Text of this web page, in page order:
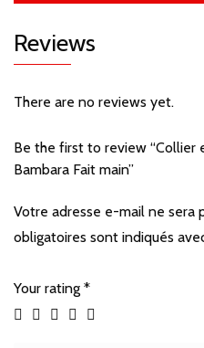
Reviews
There are no reviews yet.
Be the first to review
Bambara Fait main”
Votre adresse e-mail ne sera
obligatoires sont indiqués
Your rating *